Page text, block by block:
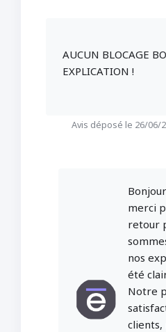
AUCUN BLOCAGE
EXPLICATION !
Avis déposé le 26/06/
merci
retour
nos
été
Notre
clients,